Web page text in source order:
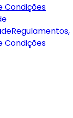
Condições
Regulamentos,
Condições